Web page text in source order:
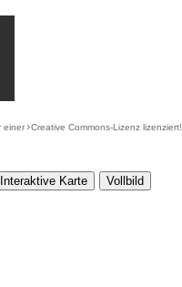
einer Creative Commons-Lizenz lizenziert!
Interaktive Karte Vollbild